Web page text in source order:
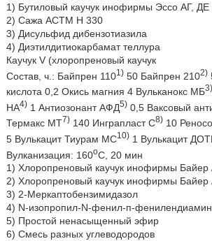
1) Бутиловый каучук инофирмы Эссо АГ, ДЕ
2) Сажа АСТМ Н 330
3) Дисульфид дибензотиазила
4) Диэтилдитиокарбамат теллура
Каучук V (хлоропреновый каучук
Состав, ч.: Байпрен 1101)50 Байпрен 2102)
кислота 0,2 Окись магния 4 Вульканокс МБ3)
НА4)1 Антиозонант АФД5)0,5 Ваксовый
Термакс МТ7)140 Инграпласт С8)10
5 Вулькацит Тиурам МС10)1 Вулькацит
Вулканизация: 160оС, 20 мин
1) Хлоропреновый каучук инофирмы Байер
2) Хлоропреновый каучук инофирмы Байер
3) 2-Меркаптобензимидазол
4) N-изопропил-N-фенил-п-фенилендиамин
5) Простой ненасыщенный эфир
6) Смесь разных углеводородов